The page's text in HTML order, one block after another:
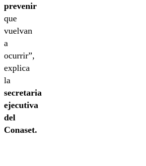
prevenir
que
vuelvan
a
ocurrir”,
explica
la
secretaria
ejecutiva
del
Conaset.